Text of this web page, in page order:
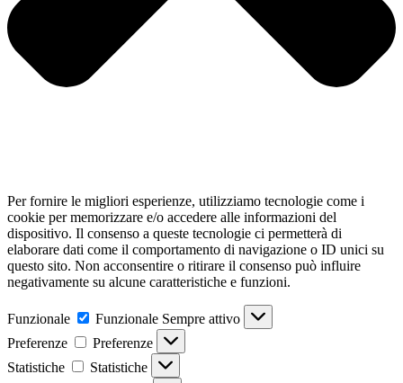
Per fornire le migliori esperienze, utilizziamo tecnologie come i
cookie per memorizzare e/o accedere alle informazioni del
dispositivo. Il consenso a queste tecnologie ci permetterà di
elaborare dati come il comportamento di navigazione o ID unici su
questo sito. Non acconsentire o ritirare il consenso può influire
negativamente su alcune caratteristiche e funzioni.
Funzionale Funzionale Sempre attivo
Preferenze
Preferenze
Statistiche
Statistiche